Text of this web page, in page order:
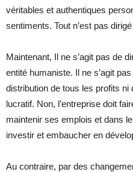
véritables et authentiques
sentiments. Tout n’est pas
Maintenant, Il ne s’agit pas de
entité humaniste. Il ne s’agit
distribution de tous les profits ni
lucratif. Non, l’entreprise doit
maintenir ses emplois et dans
investir et embaucher en
Au contraire, par des